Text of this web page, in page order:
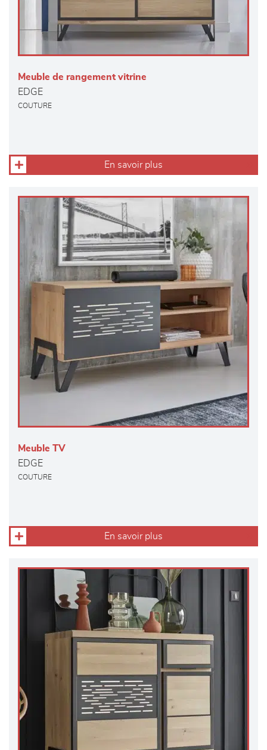
Meuble de rangement vitrine
EDGE
COUTURE
En savoir plus
Meuble TV
EDGE
COUTURE
En savoir plus